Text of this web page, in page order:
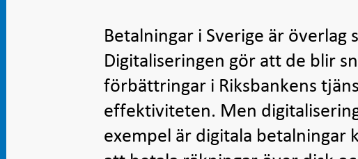
Betalningar i Sverige är överlag
Digitaliseringen gör att de blir
förbättringar i Riksbankens
effektiviteten. Men
exempel är digitala betalningar